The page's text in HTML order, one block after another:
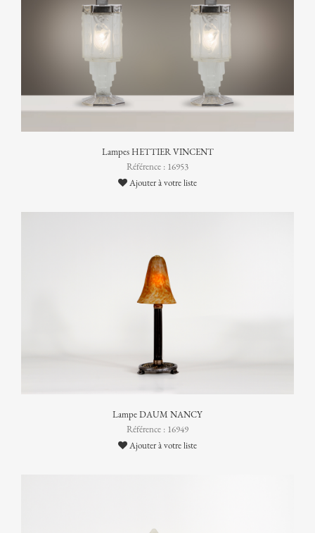
Lampes HETTIER VINCENT
Référence : 16953
Ajouter à votre liste
Lampe DAUM NANCY
Référence : 16949
Ajouter à votre liste